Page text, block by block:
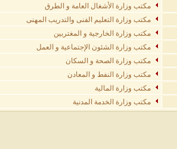
مكتب وزارة الأشغال العامة و الطرق
مكتب وزارة التعليم الفنى والتدريب المهنى
مكتب وزارة الخارجية و المغتربين
مكتب وزارة الشئون الإجتماعية و العمل
مكتب وزارة الصحة و السكان
مكتب وزارة النفط و المعادن
مكتب وزارة المالية
مكتب وزارة الخدمة المدنية